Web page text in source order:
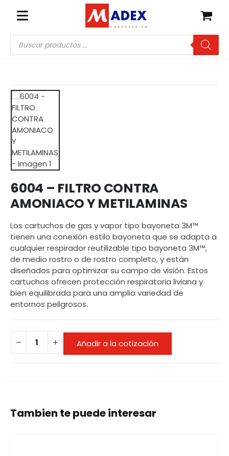
Búsqueda
de
productos
6004 – FILTRO CONTRA
AMONIACO Y METILAMINAS
Los cartuchos de gas y vapor tipo bayoneta 3M™
tienen una conexión estilo bayoneta que se adapta a
cualquier respirador reutilizable tipo bayoneta 3M™,
de medio rostro o de rostro completo, y están
diseñados para optimizar su campo de visión. Estos
cartuchos ofrecen protección respiratoria liviana y
bien equilibrada para una amplia variedad de
entornos peligrosos.
Añadir a la cotización
Tambien te puede interesar